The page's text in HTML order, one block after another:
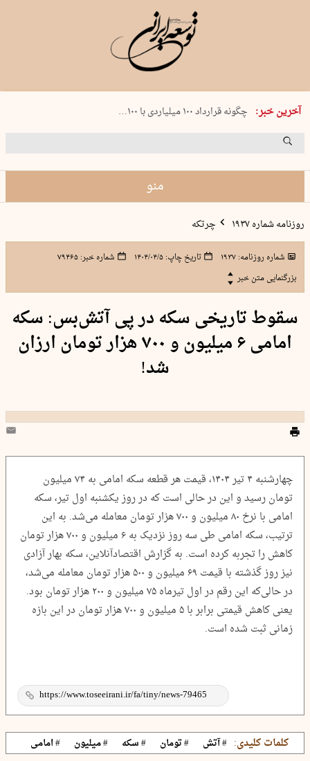
آخرین خبر:
شنبه 17 مرداد 1405 شماره 2244
چگونه قرارداد ۱۰۰ میلیاردی با ۱۰۰…
پنجره‌ای که باز نشد
منو
روزنامه شماره ۱۹۳۷ چرتکه
شماره روزنامه:۱۹۳۷ تاریخ چاپ:۱۴۰۴/۰۴/۵ شماره خبر:۷۹۴۶۵
بزرگنمایی متن خبر
سقوط تاریخی سکه در پی آتش‌بس: سکه
امامی ۶ میلیون و ۷۰۰ هزار تومان ارزان
شد!
چهارشنبه ۴ تیر ۱۴۰۴، قیمت هر قطعه سکه امامی به ۷۴ میلیون
تومان رسید و این در حالی است که در روز یکشنبه اول تیر، سکه
امامی با نرخ ۸۰ میلیون و ۷۰۰ هزار تومان معامله می‌شد. به این
ترتیب، سکه امامی طی سه روز نزدیک به ۶ میلیون و ۷۰۰ هزار تومان
کاهش را تجربه کرده است. به گزارش اقتصادآنلاین، سکه بهار آزادی
نیز روز گذشته با قیمت ۶۹ میلیون و ۵۰۰ هزار تومان معامله می‌شد،
در حالی‌که این رقم در اول تیرماه ۷۵ میلیون و ۲۰۰ هزار تومان بود.
یعنی کاهش قیمتی برابر با ۵ میلیون و ۷۰۰ هزار تومان در این بازه
زمانی ثبت شده است.
کلمات کلیدی: # آتش # تومان # سکه # میلیون # امامی